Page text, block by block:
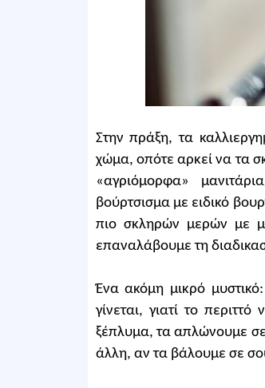
Στην πράξη, τα
χώμα, οπότε αρκεί να τα
«αγριόμορφα»
βούρτσισμα με ειδικό
πιο σκληρών μερών με
επαναλάβουμε τη
Ένα ακόμη μικρό
γίνεται, γιατί το
ξέπλυμα, τα απλώνουμε σε
άλλη, αν τα βάλουμε σε